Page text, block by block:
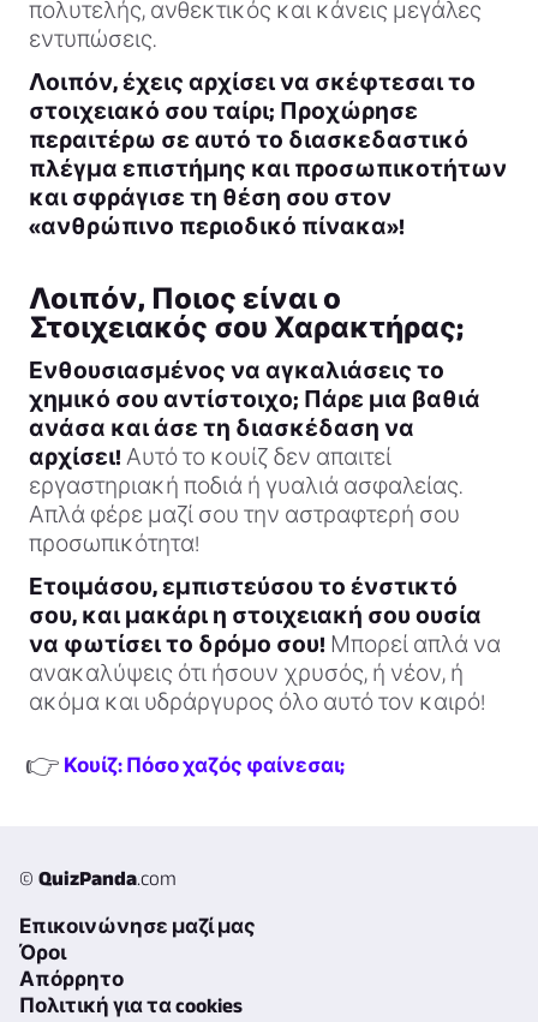
πολυτελής, ανθεκτικός και κάνεις μεγάλες
εντυπώσεις.
Λοιπόν, έχεις αρχίσει να σκέφτεσαι το
στοιχειακό σου ταίρι; Προχώρησε
περαιτέρω σε αυτό το διασκεδαστικό
πλέγμα επιστήμης και προσωπικοτήτων
και σφράγισε τη θέση σου στον
«ανθρώπινο περιοδικό πίνακα»!
Λοιπόν, Ποιος είναι ο
Στοιχειακός σου Χαρακτήρας;
Ενθουσιασμένος να αγκαλιάσεις το
χημικό σου αντίστοιχο; Πάρε μια βαθιά
ανάσα και άσε τη διασκέδαση να
αρχίσει! Αυτό το κουίζ δεν απαιτεί
εργαστηριακή ποδιά ή γυαλιά ασφαλείας.
Απλά φέρε μαζί σου την αστραφτερή σου
προσωπικότητα!
Ετοιμάσου, εμπιστεύσου το ένστικτό
σου, και μακάρι η στοιχειακή σου ουσία
να φωτίσει το δρόμο σου! Μπορεί απλά να
ανακαλύψεις ότι ήσουν χρυσός, ή νέον, ή
ακόμα και υδράργυρος όλο αυτό τον καιρό!
👉 Κουίζ: Πόσο χαζός φαίνεσαι;
© QuizPanda.com
Επικοινώνησε μαζί μας
Όροι
Απόρρητο
Πολιτική για τα cookies